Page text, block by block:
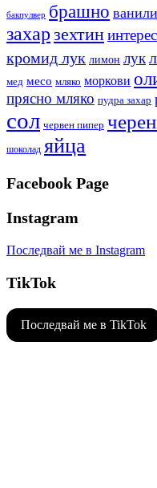
бакпулвер брашно
захар зехтин
кромид лук лимон лук
мед месо мляко моркови
прясно мляко пудра захар
сол червен пипер
шоколад яйца
Facebook Page
Instagram
Последвай ме в Instagram
TikTok
Последвай ме в TikTok